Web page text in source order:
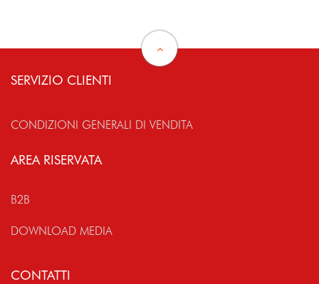
SERVIZIO CLIENTI
CONDIZIONI GENERALI DI VENDITA
AREA RISERVATA
B2B
DOWNLOAD MEDIA
CONTATTI